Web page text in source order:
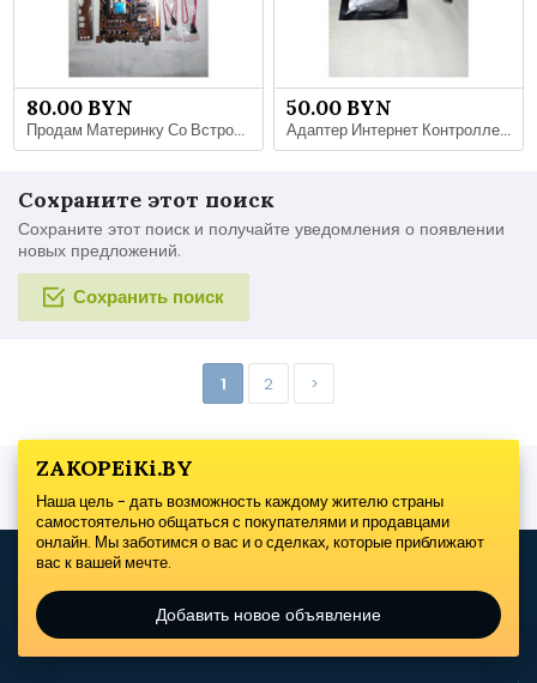
80.00 BYN
Продам Материнку Со Встроенным Процессором НОВУЮ
50.00 BYN
Адаптер Интернет Контроллера USB 2.0 100 Мб/с НОВЫЙ
Сохраните этот поиск
Сохраните этот поиск и получайте уведомления о появлении
новых предложений.
Сохранить поиск
1 2 >
ZAKOPEiKi.BY
Наша цель - дать возможность каждому жителю страны
самостоятельно общаться с покупателями и продавцами
онлайн. Мы заботимся о вас и о сделках, которые приближают
вас к вашей мечте.
Добавить новое объявление